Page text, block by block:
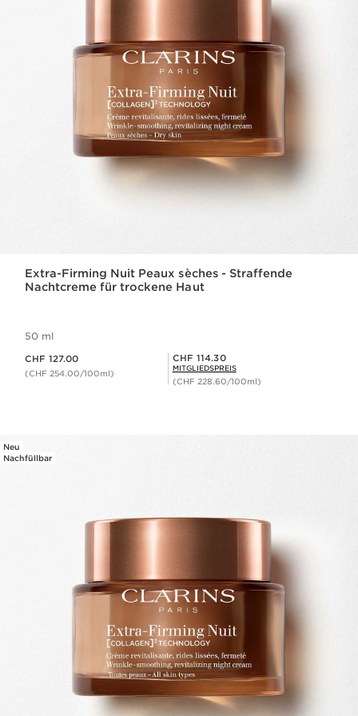
Extra-Firming Nuit Peaux sèches - Straffende
Nachtcreme für trockene Haut
50 ml
CHF 127.00
(CHF 254.00/100ml)
Mitgliederpreis CHF 114.30
CHF 114.30
MITGLIEDSPREIS
(CHF 228.60/100ml)
Neu
Nachfüllbar